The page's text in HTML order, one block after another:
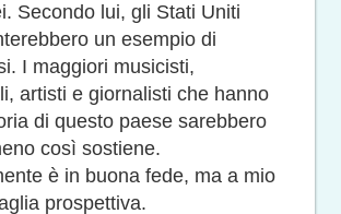
Secondo lui, gli Stati Uniti
un esempio di
I maggiori musicisti,
artisti e giornalisti che hanno
di questo paese sarebbero
così sostiene.
è in buona fede, ma a mio
prospettiva.